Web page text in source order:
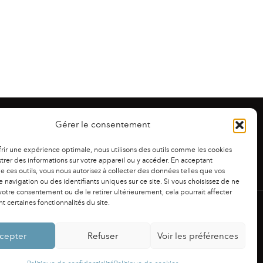
Gérer le consentement
une expérience optimale, nous utilisons des outils comme les cookies
des informations sur votre appareil ou y accéder. En acceptant
ces outils, vous nous autorisez à collecter des données telles que vos
navigation ou des identifiants uniques sur ce site. Si vous choisissez de ne
consentement ou de le retirer ultérieurement, cela pourrait affecter
certaines fonctionnalités du site.
Refuser Voir les préférences
Powered by Fluida